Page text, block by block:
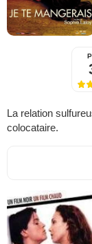
La relation
colocataire.